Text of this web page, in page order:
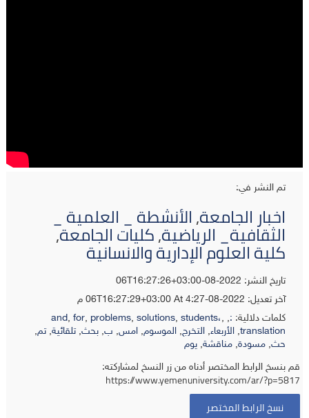
تم النشر في:
اخبار الجامعة,الأنشطة _ العلمية _
الثقافية_ الرياضية,كليات الجامعة,
كلية العلوم الإدارية والانسانية
تاريخ النشر: 2022-08-06T16:27:26+03:00
آخر تعديل: 2022-08-06T16:27:29+03:00
At 4:27 م
كلمات دلالية: :
,
and, for, problems, solutions, students،,
translation
,الأربعاء,التخرج,الموسوم,امس, ب,بحث,تلقائية,تم,
حث,مسودة,مناقشة,يوم
قم بنسخ الرابط المختصر أدناه من زر النسخ لمشاركته:
https://www.yemenuniversity.com/ar/?p=5817
نسخ الرابط المختصر